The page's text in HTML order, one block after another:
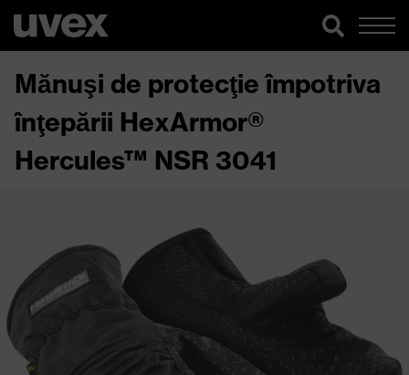
Mănuşi de protecţie împotriva
înţepării HexArmor®
Hercules™ NSR 3041